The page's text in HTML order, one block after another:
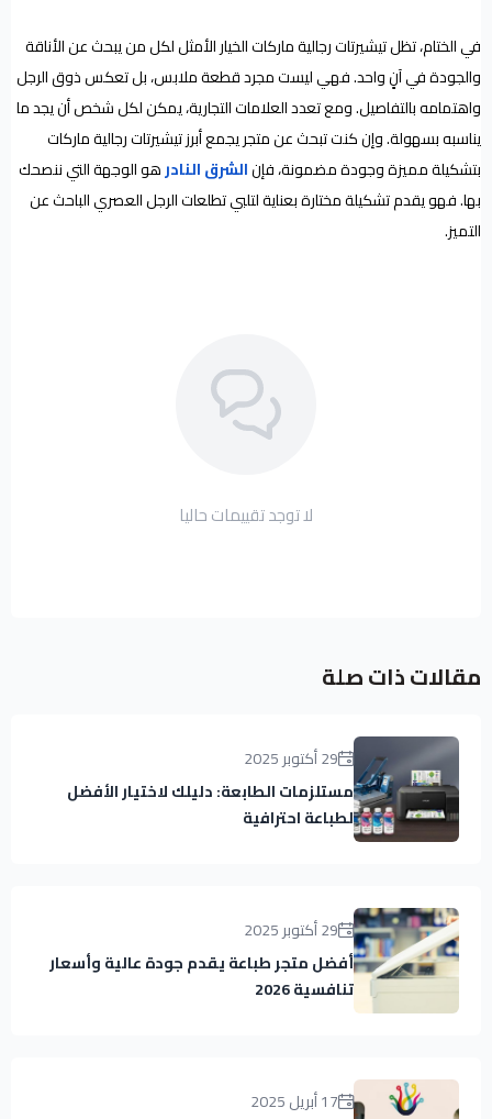
في الختام، تظل تيشيرتات رجالية ماركات الخيار الأمثل لكل من يبحث عن الأناقة
والجودة في آنٍ واحد. فهي ليست مجرد قطعة ملابس، بل تعكس ذوق الرجل
واهتمامه بالتفاصيل. ومع تعدد العلامات التجارية، يمكن لكل شخص أن يجد ما
يناسبه بسهولة. وإن كنت تبحث عن متجر يجمع أبرز تيشيرتات رجالية ماركات
بتشكيلة مميزة وجودة مضمونة، فإنالشرق النادرهو الوجهة التي ننصحك
بها. فهو يقدم تشكيلة مختارة بعناية لتلبي تطلعات الرجل العصري الباحث عن
التميز.
لا توجد تقييمات حاليا
مقالات ذات صلة
29 أكتوبر 2025
مستلزمات الطابعة: دليلك لاختيار الأفضل
لطباعة احترافية
29 أكتوبر 2025
أفضل متجر طباعة يقدم جودة عالية وأسعار
تنافسية 2026
17 أبريل 2025